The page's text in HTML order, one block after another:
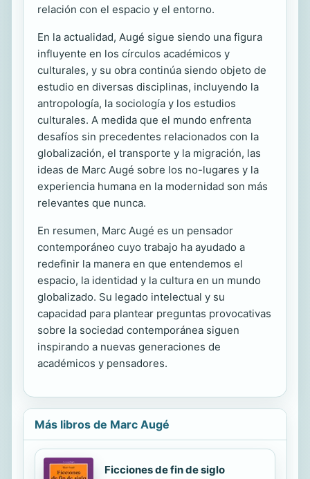
relación con el espacio y el entorno.
En la actualidad, Augé sigue siendo una figura
influyente en los círculos académicos y
culturales, y su obra continúa siendo objeto de
estudio en diversas disciplinas, incluyendo la
antropología, la sociología y los estudios
culturales. A medida que el mundo enfrenta
desafíos sin precedentes relacionados con la
globalización, el transporte y la migración, las
ideas de Marc Augé sobre los no-lugares y la
experiencia humana en la modernidad son más
relevantes que nunca.
En resumen, Marc Augé es un pensador
contemporáneo cuyo trabajo ha ayudado a
redefinir la manera en que entendemos el
espacio, la identidad y la cultura en un mundo
globalizado. Su legado intelectual y su
capacidad para plantear preguntas provocativas
sobre la sociedad contemporánea siguen
inspirando a nuevas generaciones de
académicos y pensadores.
Más libros de Marc Augé
Ficciones de fin de siglo